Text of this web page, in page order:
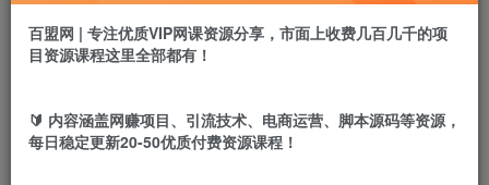
盟币9.9
立即购买
百盟网 | 专注优质VIP网课资源分享，市面上收费几百几千的项
目资源课程这里全部都有！
🔰 内容涵盖网赚项目、引流技术、电商运营、脚本源码等资源，
每日稳定更新20-50优质付费资源课程！